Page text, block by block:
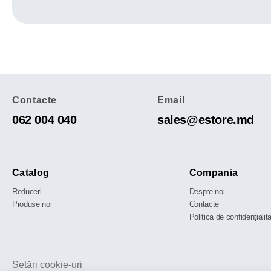
Contacte
062 004 040
Email
sales@estore.md
Catalog
Reduceri
Produse noi
Compania
Despre noi
Contacte
Politica de
Setări cookie-uri